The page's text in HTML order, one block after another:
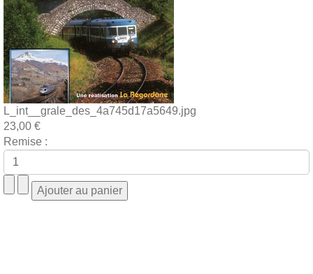
L_int__grale_des_4a745d17a5649.jpg
23,00 €
Remise :